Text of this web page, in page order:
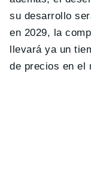
su desarrollo
en 2029, la
llevará ya un
de precios en el